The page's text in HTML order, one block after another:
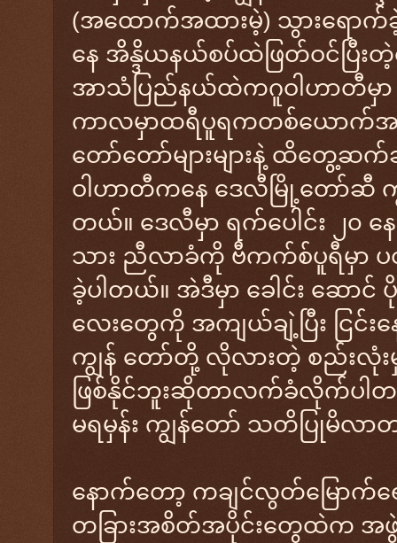
(အထောက်အထားမဲ့) သွားရော
နေ အိန္ဒိယနယ်စပ်ထဲဖြတ်ဝင်ပြီးတဲ့
အာသံပြည်နယ်ထဲကဂူဝါဟာတီမှာ
ကာလမှာထရီပူရကတစ်ယောက်အပ
တော်တော်များများနဲ့ ထိတွေ့ဆ
ဝါဟာတီကနေ ဒေလီမြို့တော်ဆီ က
တယ်။ ဒေလီမှာ ရက်ပေါင်း ၂၀ န
သား ညီလာခံကို ဗီကက်စ်ပူရီမှာ
ခဲ့ပါတယ်။ အဲဒီမှာ ခေါင်း ဆောင်
လေးတွေကို အကျယ်ချဲ့ပြီး ငြင်
ကျွန် တော်တို့ လိုလားတဲ့ စည်းလုံးမှု
ဖြစ်နိုင်ဘူးဆိုတာလက်ခံလိုက်ပါတ
မရမှန်း ကျွန်တော် သတိပြုမိလာ
နောက်တော့ ကချင်လွတ်မြောက်ရေ
တခြားအစိတ်အပိုင်းတွေထဲက